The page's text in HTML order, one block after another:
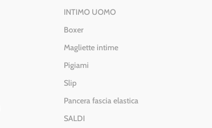
INTIMO UOMO
Boxer
Magliette intime
Pigiami
Slip
Pancera fascia elastica
SALDI